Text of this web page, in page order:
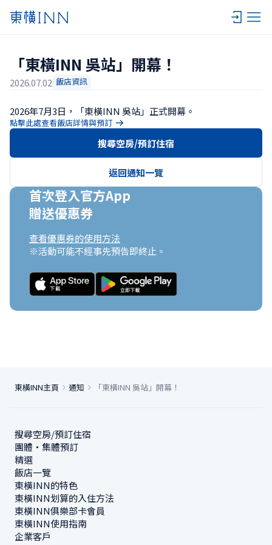
「東橫INN 吳站」開幕！
2026.07.02 飯店資訊
2026年7月3日，「東橫INN 吳站」正式開幕。
點擊此處查看飯店詳情與預訂
搜尋空房/預訂住宿
返回通知一覽
首次登入官方App
贈送優惠券
查看優惠券的使用方法
※活動可能不經事先預告即終止。
東橫INN主頁 通知 「東橫INN 吳站」開幕！
搜尋空房/預訂住宿
團體・集體預訂
精選
飯店一覽
東橫INN的特色
東橫INN划算的入住方法
東橫INN俱樂部卡會員
東橫INN使用指南
企業客戶